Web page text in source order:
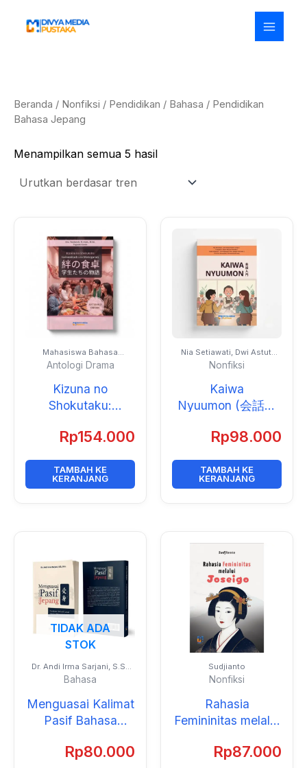
Beranda / Nonfiksi / Pendidikan / Bahasa / Pendidikan
Bahasa Jepang
Menampilkan semua 5 hasil
Mahasiswa Bahasa
Jepang Universitas Negeri
Jakarta
Antologi Drama
Kizuna no
Shokutaku:
Monogatari
Rp154.000
TAMBAH KE
KERANJANG
Nia Setiawati, Dwi Astuti
Retno Lestari, Yuniarsih,
Viana Meilani Prasetio,
Ristiawati, Nur Saadah Fitri
Asih, Cut Erra Rismorlita,
dan Mochammad Fredy
Nonfiksi
Kaiwa
Nyuumon ‭(‬会話入
Rp98.000
TAMBAH KE
KERANJANG
TIDAK ADA
STOK
Dr. Andi Irma Sarjani, S.S.,
M.A.
Bahasa
Menguasai Kalimat
Pasif Bahasa
Definitif untuk
Rp80.000
Sudjianto
Nonfiksi
Rahasia
Femininitas melalui
Rp87.000